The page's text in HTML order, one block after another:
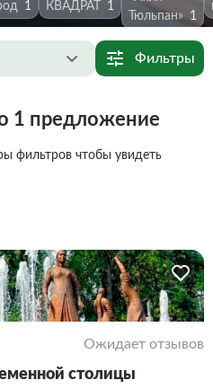
1
КВАДРАТ
1
Тюльпан»
1
Фильтры
1 предложение
фильтров чтобы увидеть
Ожидает отзывов
столицы